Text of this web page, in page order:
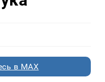
в MAX